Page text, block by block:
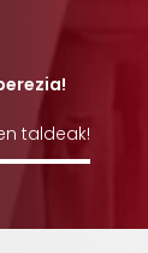
taldeak!